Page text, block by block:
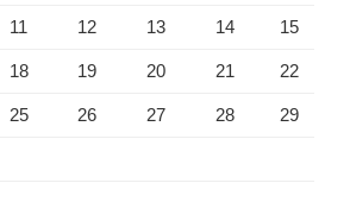
11 12 13 14 15
18 19 20 21 22
25 26 27 28 29